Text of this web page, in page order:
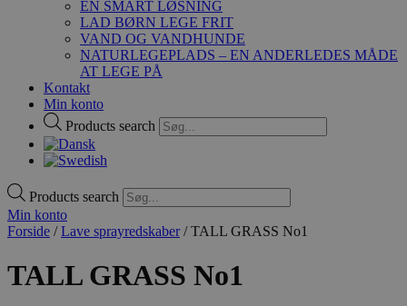
EN SMART LØSNING
LAD BØRN LEGE FRIT
VAND OG VANDHUNDE
NATURLEGEPLADS – EN ANDERLEDES MÅDE
AT LEGE PÅ
Kontakt
Min konto
Products search
Products search
Min konto
Forside /Lave sprayredskaber/ TALL GRASS No1
TALL GRASS No1